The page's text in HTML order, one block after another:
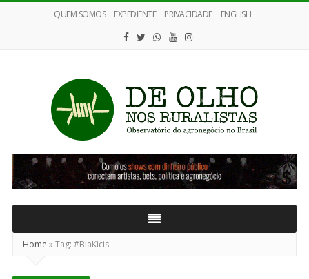
QUEM SOMOS EXPEDIENTE PRIVACIDADE ENGLISH
De
Olho
nos
Home »Tag: #BiaKicis